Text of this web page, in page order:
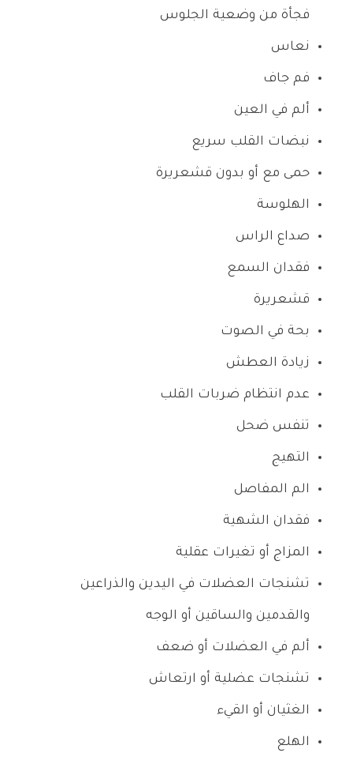
فجأة من وضعية الجلوس
نعاس
فم جاف
ألم في العين
نبضات القلب سريع
حمى مع أو بدون قشعريرة
الهلوسة
صداع الراس
فقدان السمع
قشعريرة
بحة في الصوت
زيادة العطش
عدم انتظام ضربات القلب
تنفس ضحل
التهيج
الم المفاصل
فقدان الشهية
المزاج أو تغيرات عقلية
تشنجات العضلات في اليدين والذراعين
والقدمين والساقين أو الوجه
ألم في العضلات أو ضعف
تشنجات عضلية أو ارتعاش
الغثيان أو القيء
الهلع